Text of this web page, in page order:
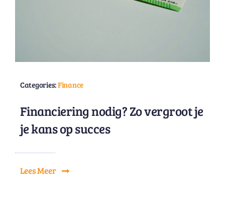
Categories:Finance
Financiering nodig? Zo vergroot je
je kans op succes
Lees Meer